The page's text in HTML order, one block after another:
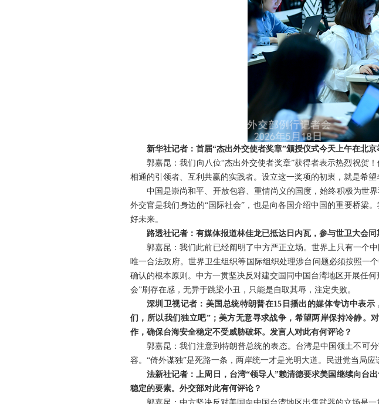
新华社记者：首届“杰出外交使者奖章”颁授仪式今天上午在北
郭嘉昆：我们向八位“杰出外交使者奖章”获得者表示热烈祝贺
相通的引领者、互利共赢的实践者。设立这一奖项的初衷，就是希望
中国是崇尚和平、开放包容、重情尚义的国度，始终积极为世
外交官是我们身边的“国际社会”，也是向各国介绍中国的重要桥梁
好未来。
路透社记者：有媒体报道林佳龙已抵达日内瓦，参与世卫大会
郭嘉昆：我们此前已经阐明了中方严正立场。世界上只有一个
唯一合法政府。世界卫生组织等国际组织处理涉台问题必须按照一
确认的根本原则。中方一贯坚决反对建交国同中国台湾地区开展任
会”刷存在感，无异于跳梁小丑，只能是自取其辱，注定失败。
深圳卫视记者：美国总统特朗普在15日播出的媒体专访中表
们，所以我们独立吧”；美方无意寻求战争，希望两岸保持冷静。
作，确保台海安全稳定不受威胁破坏。发言人对此有何评论？
郭嘉昆：我们注意到特朗普总统的表态。台湾是中国领土不可
容。“倚外谋独”是死路一条，两岸统一才是光明大道。民进党当局应
法新社记者：上周日，台湾“领导人”赖清德要求美国继续向台
稳定的要素。外交部对此有何评论？